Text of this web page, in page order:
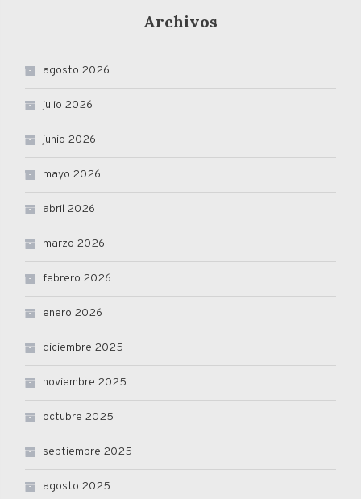
Archivos
agosto 2026
julio 2026
junio 2026
mayo 2026
abril 2026
marzo 2026
febrero 2026
enero 2026
diciembre 2025
noviembre 2025
octubre 2025
septiembre 2025
agosto 2025